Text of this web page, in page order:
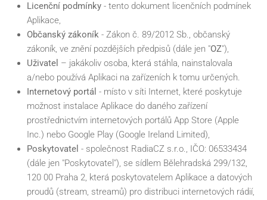
Licenční podmínky - tento dokument licenčních podmínek
Aplikace,
Občanský zákoník - Zákon č. 89/2012 Sb., občanský
zákoník, ve znění pozdějších předpisů (dále jen "OZ"),
Uživatel – jakákoliv osoba, která stáhla, nainstalovala
a/nebo používá Aplikaci na zařízeních k tomu určených.
Internetový portál - místo v síti Internet, které poskytuje
možnost instalace Aplikace do daného zařízení
prostřednictvím internetových portálů App Store (Apple
Inc.) nebo Google Play (Google Ireland Limited),
Poskytovatel - společnost RadiaCZ s.r.o., IČO: 06533434
(dále jen "Poskytovatel"), se sídlem Bělehradská 299/132,
120 00 Praha 2, která poskytovatelem Aplikace a datových
proudů (stream, streamů) pro distribuci internetových rádií,